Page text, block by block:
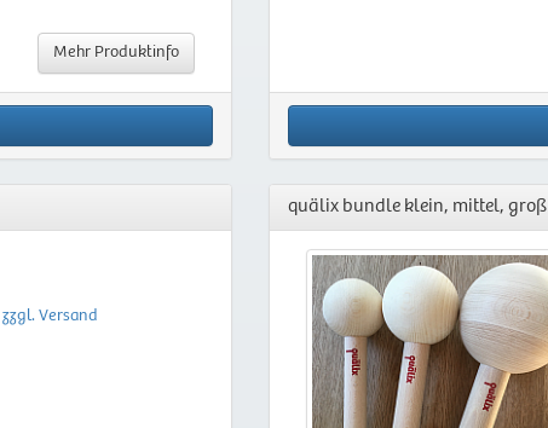
Mehr Produktinfo
zzgl. Versand
quälix bundle klein, mittel, groß